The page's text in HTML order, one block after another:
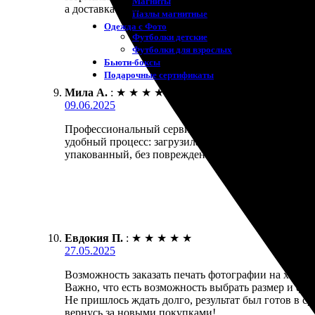
Пазлы магнитные
Одежда с Фото
Футболки детские
Футболки для взрослых
Бьюти-боксы
Подарочные сертификаты
а доставка пришла точно в срок. Качество печати
Мила А. : ★ ★ ★ ★
09.06.2025
Профессиональный сервис, который поддерживает
удобный процесс: загрузила фото, выбрала
упакованный, без повреждений. Цвета яркие и
Евдокия П. : ★ ★ ★ ★ ★
27.05.2025
Возможность заказать печать фотографии на
Важно, что есть возможность выбрать размер и
Не пришлось ждать долго, результат был готов в